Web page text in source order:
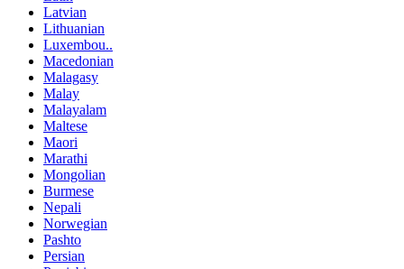
Latvian
Lithuanian
Luxembou..
Macedonian
Malagasy
Malay
Malayalam
Maltese
Maori
Marathi
Mongolian
Burmese
Nepali
Norwegian
Pashto
Persian